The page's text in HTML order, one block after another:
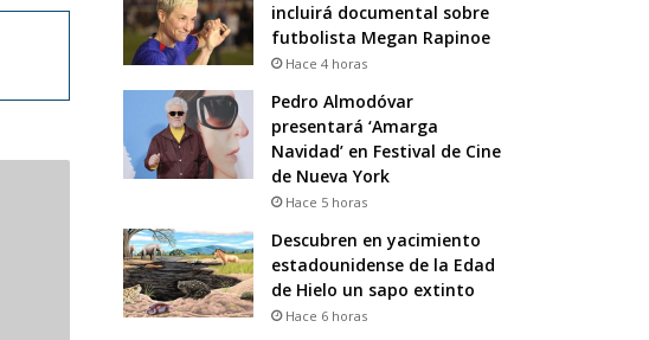
incluirá documental sobre
futbolista Megan Rapinoe
Hace 4 horas
Pedro Almodóvar
presentará ‘Amarga
Navidad’ en Festival de Cine
de Nueva York
Hace 5 horas
Descubren en yacimiento
estadounidense de la Edad
de Hielo un sapo extinto
Hace 6 horas